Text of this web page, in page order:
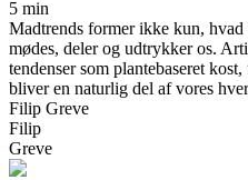
5 min
Madtrends former ikke kun,
mødes, deler og udtrykker os.
tendenser som plantebaseret
bliver en naturlig del af vores
Filip Greve
Filip
Greve